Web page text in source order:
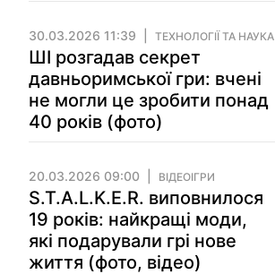
30.03.2026 11:39 ТЕХНОЛОГІЇ ТА НАУКА
ШІ розгадав секрет
давньоримської гри: вчені
не могли це зробити понад
40 років (фото)
20.03.2026 09:00 ВІДЕОІГРИ
S.T.A.L.K.E.R. виповнилося
19 років: найкращі моди,
які подарували грі нове
життя (фото, відео)